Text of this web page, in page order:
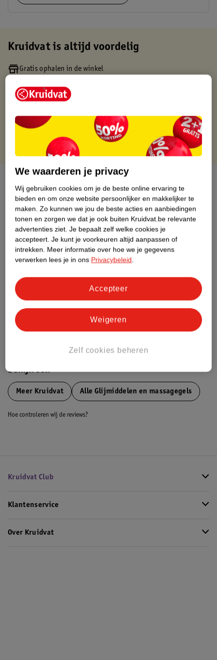
Kruidvat is altijd voordelig
Gratis ophalen in de winkel
Gratis thuisbezorgd vanaf 50.00
Gratis retourneren binnen 30 dagen
Gratis punten met je Kruidvat kaart
Over dit product
Productinformatie
Etiketinformatie
Nature Impact Score
Impact Score.
Meer informatie
Bestel & Bezorginformatie
Bekijk ook
Meer Kruidvat Alle Glijmiddelen en massagegels
Hoe controleren wij de reviews?
Kruidvat Club
Klantenservice
Over Kruidvat
We waarderen je privacy
Wij gebruiken cookies om je de beste online ervaring te
bieden en om onze website persoonlijker en makkelijker te
maken. Zo kunnen we jou de beste acties en aanbiedingen
tonen en zorgen we dat je ook buiten Kruidvat.be relevante
advertenties ziet. Je bepaalt zelf welke cookies je
accepteert. Je kunt je voorkeuren altijd aanpassen of
intrekken. Meer informatie over hoe we je gegevens
verwerken lees je in ons Privacybeleid.
Zelf cookies beheren
Weigeren
Accepteer